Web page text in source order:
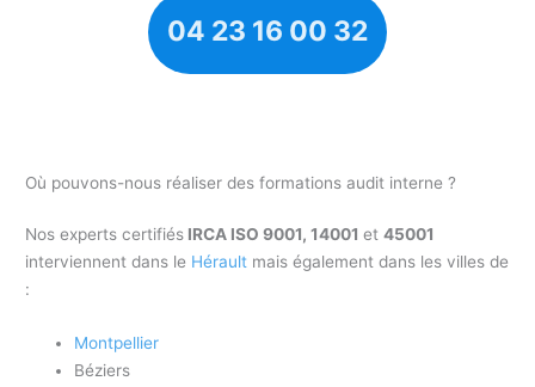
04 23 16 00 32
Où pouvons-nous réaliser des formations audit interne ?
Nos experts certifiés IRCA ISO 9001, 14001et45001
interviennent dans le Hérault mais également dans les villes de
:
Montpellier
Béziers